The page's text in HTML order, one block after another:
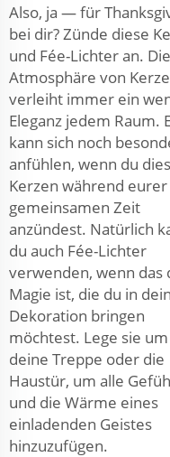
Also, ja — für
bei dir? Zünde diese
und Fée-Lichter an. Die
Atmosphäre von
verleiht immer ein
Eleganz jedem Raum.
kann sich noch
anfühlen, wenn du
Kerzen während eurer
gemeinsamen Zeit
anzündest. Natürlich
du auch Fée-Lichter
verwenden, wenn das
Magie ist, die du in
Dekoration bringen
möchtest. Lege sie um
deine Treppe oder die
Haustür, um alle
und die Wärme eines
einladenden Geistes
hinzuzufügen.